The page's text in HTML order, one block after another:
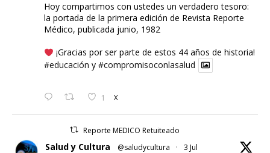
Hoy compartimos con ustedes un verdadero tesoro:
la portada de la primera edición de Revista Reporte
Médico, publicada junio, 1982
¡Gracias por ser parte de estos 44 años de historia!
#educación y #compromisoconlasalud
1 X
Reporte MEDICO Retuiteado
Salud y Cultura @saludycultura · 3 Jul